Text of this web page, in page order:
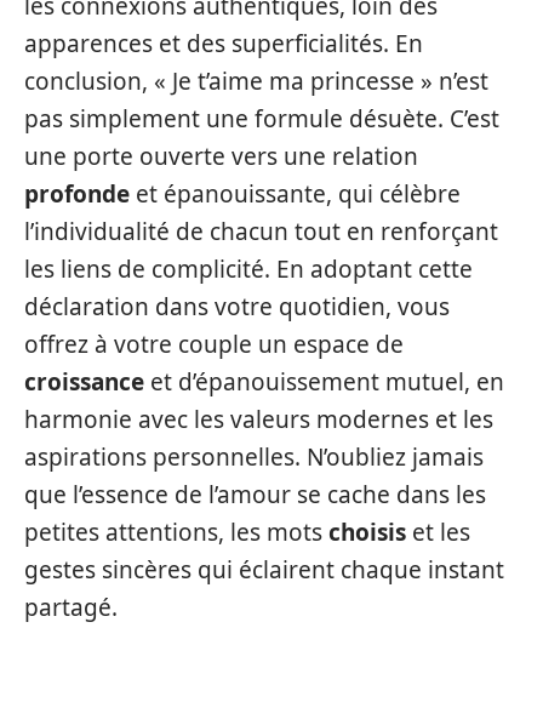
apparences et des superficialités. En
conclusion, « Je t’aime ma princesse » n’est
pas simplement une formule désuète. C’est
une porte ouverte vers une relation
profonde et épanouissante, qui célèbre
l’individualité de chacun tout en renforçant
les liens de complicité. En adoptant cette
déclaration dans votre quotidien, vous
offrez à votre couple un espace de
croissance et d’épanouissement mutuel, en
harmonie avec les valeurs modernes et les
aspirations personnelles. N’oubliez jamais
que l’essence de l’amour se cache dans les
petites attentions, les motschoisis et les
gestes sincères qui éclairent chaque instant
partagé.